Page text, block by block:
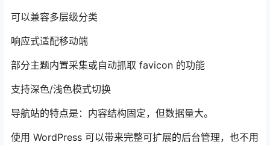
可以兼容多层级分类
响应式适配移动端
部分主题内置采集或自动抓取 favicon 的功能
支持深色/浅色模式切换
导航站的特点是：内容结构固定，但数据量大。
使用 WordPress 可以带来完整可扩展的后台管理，也不用